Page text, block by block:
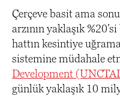
Çerçeve basit ama
arzının yaklaşık
hattın kesintiye
sistemine müdahale
Development
günlük yaklaşık 10